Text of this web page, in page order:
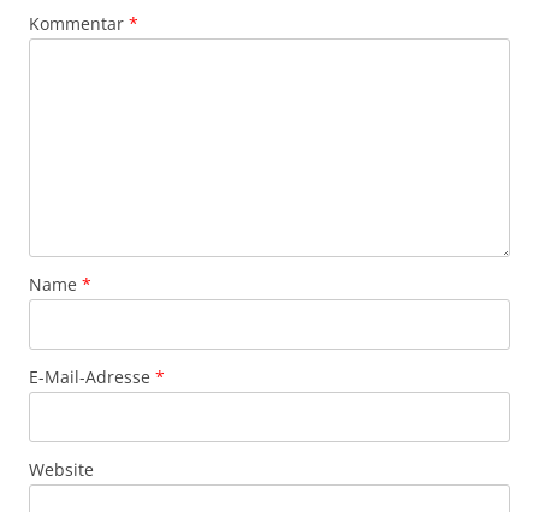
Kommentar *
Name *
E-Mail-Adresse *
Website